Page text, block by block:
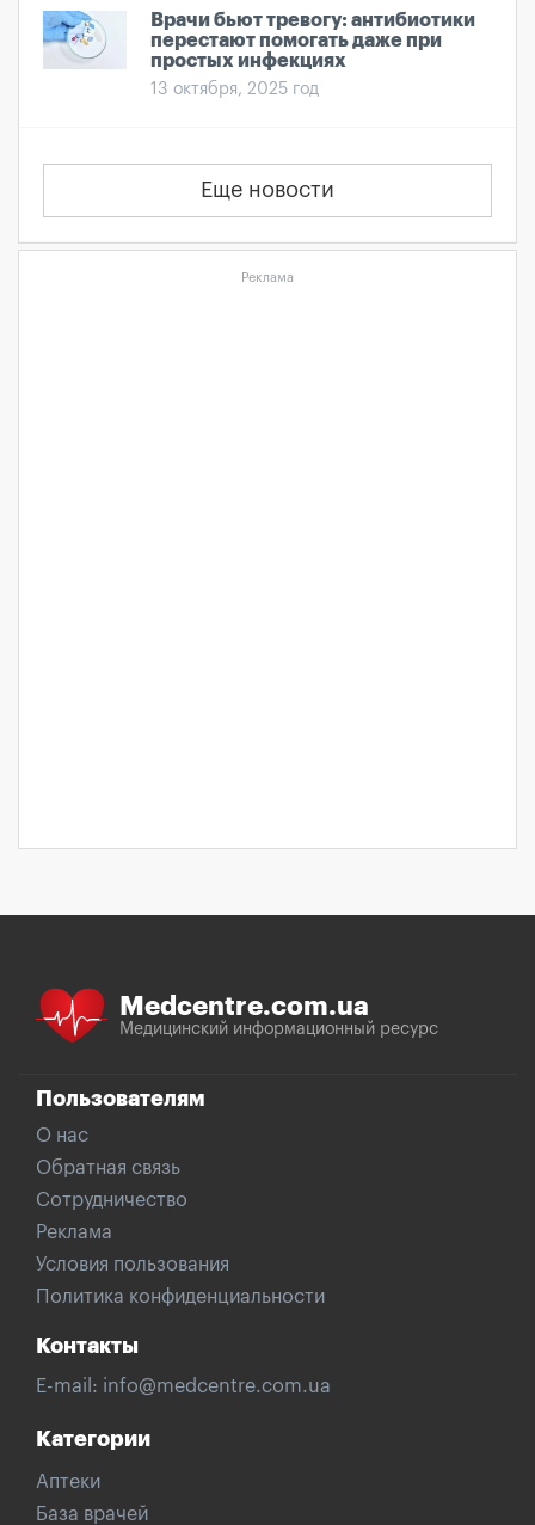
Врачи бьют тревогу: антибиотики
перестают помогать даже при
простых инфекциях
13 октября, 2025 год
Еще новости
Реклама
Medcentre.com.ua
Медицинский информационный ресурс
Пользователям
О нас
Обратная связь
Сотрудничество
Реклама
Условия пользования
Политика конфиденциальности
Контакты
E-mail: info@medcentre.com.ua
Категории
Аптеки
База врачей